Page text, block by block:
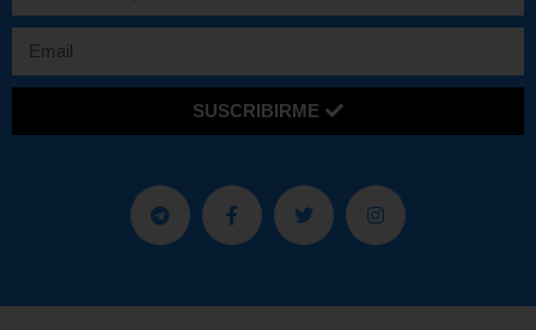
SUSCRIBIRME